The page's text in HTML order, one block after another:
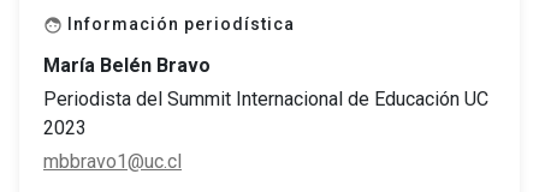
face Información periodística
María Belén Bravo
Periodista del Summit Internacional de Educación UC
2023
mbbravo1@uc.cl